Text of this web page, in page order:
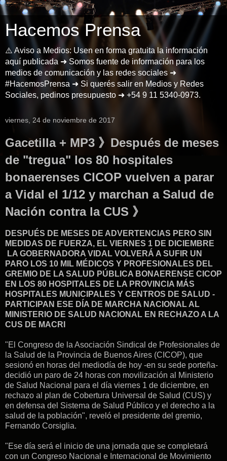
Hacemos Prensa
⚠️ Aviso a Medios: Usen en forma gratuita la información
aquí publicada ➜ Somos fuente de información para los
medios de comunicación y las redes sociales ➜
#HacemosPrensa ➜ Si querés salir en Medios y Redes
Sociales, pedinos presupuesto ➜ +54 9 11 5340-0973.
viernes, 24 de noviembre de 2017
Gacetilla + MP3 》Después de meses
de "tregua" los 80 hospitales
bonaerenses CICOP vuelven a parar
a Vidal el 1/12 y marchan a Salud de
Nación contra la CUS 》
DESPUÉS DE MESES DE ADVERTENCIAS PERO SIN
MEDIDAS DE FUERZA, EL VIERNES 1 DE DICIEMBRE
LA GOBERNADORA VIDAL VOLVERÁ A SUFIR UN
PARO LOS 10 MIL MÉDICOS Y PROFESIONALES DEL
GREMIO DE LA SALUD PÚBLICA BONAERENSE CICOP
EN LOS 80 HOSPITALES DE LA PROVINCIA MÁS
HOSPITALES MUNICIPALES Y CENTROS DE SALUD -
PARTICIPAN ESE DÍA DE MARCHA NACIONAL AL
MINISTERIO DE SALUD NACIONAL EN RECHAZO A LA
CUS DE MACRI
"El Congreso de la Asociación Sindical de Profesionales de
la Salud de la Provincia de Buenos Aires (CICOP), que
sesionó en horas del mediodía de hoy -en su sede porteña-
decidió un paro de 24 horas con movilización al Ministerio
de Salud Nacional para el día viernes 1 de diciembre, en
rechazo al plan de Cobertura Universal de Salud (CUS) y
en defensa del Sistema de Salud Público y el derecho a la
salud de la población", reveló el presidente del gremio,
Fernando Corsiglia.
"Ese día será el inicio de una jornada que se completará
con un Congreso Nacional e Internacional de Movimiento